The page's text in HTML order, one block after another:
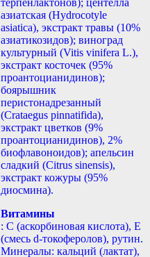
азиатская (Hydrocotyle
asiatica), экстракт травы (10%
азиатикозидов); виноград
культурный (Vitis vinifera L.),
экстракт косточек (95%
проантоцианидинов);
боярышник
перистонадрезанный
(Crataegus pinnatifida),
экстракт цветков (9%
проантоцианидинов), 2%
биофлавоноидов); апельсин
сладкий (Citrus sinensis),
экстракт кожуры (95%
диосмина).
Витамины
: С (аскорбиновая кислота), Е
(смесь d-токоферолов), рутин.
Минералы: кальций (лактат),